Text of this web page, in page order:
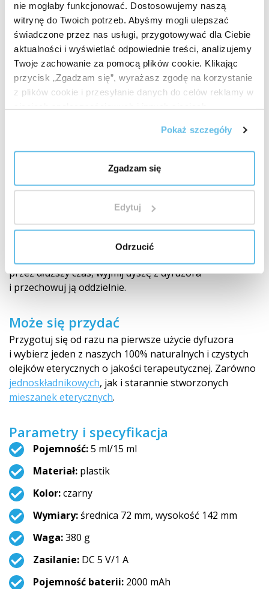
nie mogłaby funkcjonować. Dostosowujemy naszą
witrynę do Twoich potrzeb. Abyśmy mogli ulepszać
świadczone przez nas usługi, przygotowywać dla Ciebie
aktualności i wyświetlać odpowiednie treści, analizujemy
Twoje zachowanie za pomocą plików cookie. Klikając
przycisk „Zgadzam się”, wyrażasz zgodę na korzystanie
z plików cookie i przesyłanie danych do celów reklamy w
Pokaż szczegóły
Zgadzam się
Edytuj
Odrzucić
Kluczowe właściwości
Specjalna technologia rozpyla olejki eteryczne w
powietrzu w postaci niezwykle drobnych
nanocząsteczek.
Możliwość ustawienia intensywności rozpylania.
Łatwa obsługa i konserwacja.
Cicha i oszczędna praca.
Dyfuzor należy zawsze używać zgodnie z dołączoną
instrukcją obsługi. Używaj wyłącznie 100% czystych
przez dłuższy czas, wyjmij dyszę z dyfuzora
i przechowuj ją oddzielnie.
Może się przydać
Przygotuj się od razu na pierwsze użycie dyfuzora
i wybierz jeden z naszych 100% naturalnych i czystych
olejków eterycznych o jakości terapeutycznej. Zarówno
jednoskładniko­wych, jak i starannie stworzonych
mieszanek eterycznych.
Parametry i specyfikacja
Pojemność:5 ml/15 ml
Materiał: plastik
Kolor:czarny
Wymiary:średnica 72 mm, wysokość 142 mm
Waga:380 g
Zasilanie: DC 5 V/1 A
Pojemność baterii: 2000 mAh